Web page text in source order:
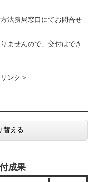
法務局窓口にてお問合せ
ませんので、交付はでき
ンク＞
替える
成果